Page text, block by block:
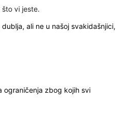
vi jeste.
ali ne u našoj svakidašnjici,
ograničenja zbog kojih svi